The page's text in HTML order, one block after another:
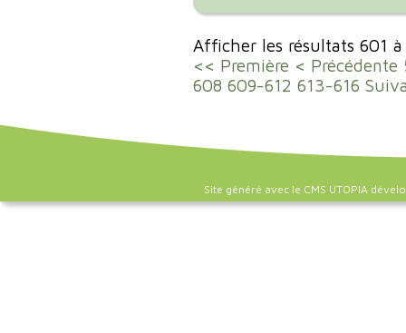
Afficher les résultats 601
<< Première < Précédente
608 609-612 613-616
Site généré avec le CMS UTOPIA